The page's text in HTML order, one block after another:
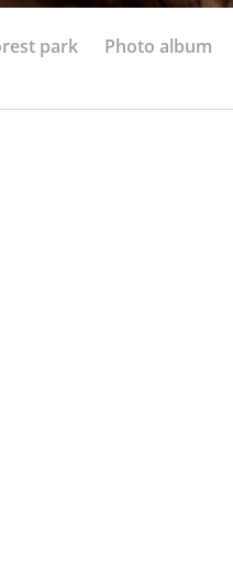
park Photo album